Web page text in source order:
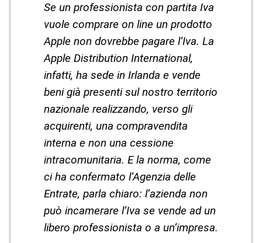
Se un professionista con partita Iva
vuole comprare on line un prodotto
Apple non dovrebbe pagare l’Iva. La
Apple Distribution International,
infatti, ha sede in Irlanda e vende
beni già presenti sul nostro territorio
nazionale realizzando, verso gli
acquirenti, una compravendita
interna e non una cessione
intracomunitaria. E la norma, come
ci ha confermato l’Agenzia delle
Entrate, parla chiaro: l’azienda non
può incamerare l’Iva se vende ad un
libero professionista o a un’impresa.